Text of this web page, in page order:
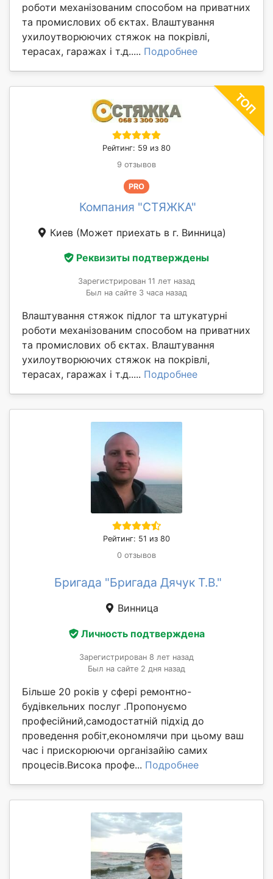
роботи механізованим способом на приватних
та промислових об єктах. Влаштування
ухилоутворюючих стяжок на покрівлі,
терасах, гаражах і т.д..... Подробнее
Рейтинг: 59 из 80
9 отзывов
PRO
Компания "СТЯЖКА"
Киев (Может приехать в г. Винница)
Реквизиты подтверждены
Зарегистрирован 11 лет назад
Был на сайте 3 часа назад
Влаштування стяжок підлог та штукатурні
роботи механізованим способом на приватних
та промислових об єктах. Влаштування
ухилоутворюючих стяжок на покрівлі,
терасах, гаражах і т.д..... Подробнее
Рейтинг: 51 из 80
0 отзывов
Бригада "Бригада Дячук Т.В."
Винница
Личность подтверждена
Зарегистрирован 8 лет назад
Был на сайте 2 дня назад
Більше 20 років у сфері ремонтно-
будівкельних послуг .Пропонуємо
професійний,самодостатній підхід до
проведення робіт,економлячи при цьому ваш
час і прискорюючи організайію самих
процесів.Висока профе... Подробнее